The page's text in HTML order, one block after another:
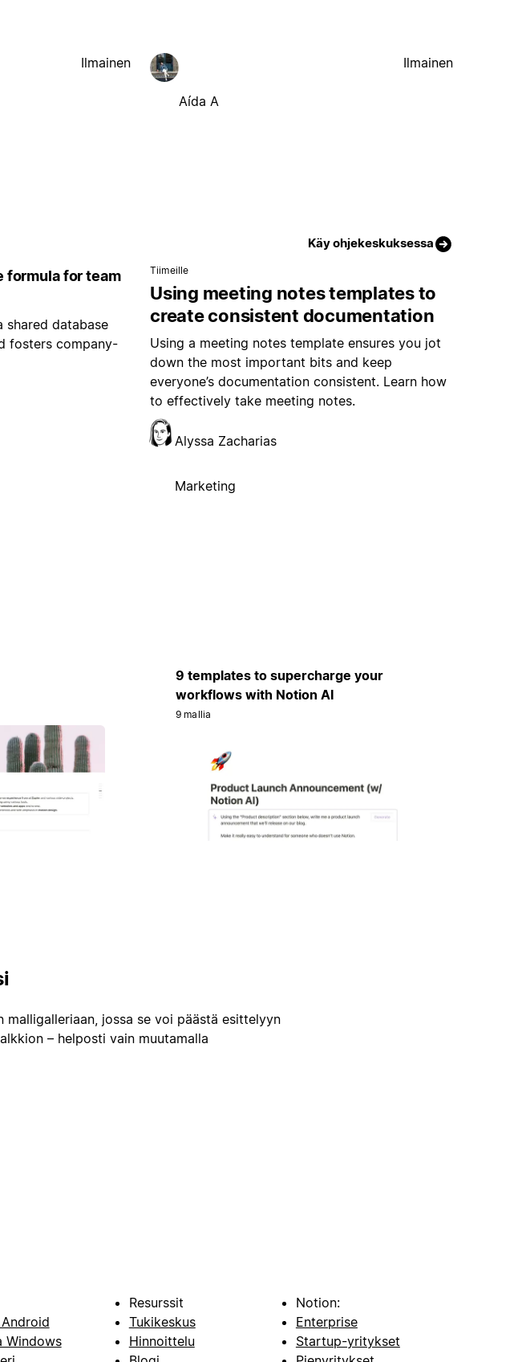
Ilmainen
Aída A
Ilmainen
Käy ohjekeskuksessa
formula for team
shared database
fosters company-
Tiimeille
Using meeting notes templates to
create consistent documentation
Using a meeting notes template ensures you jot
down the most important bits and keep
everyone’s documentation consistent. Learn how
to effectively take meeting notes.
Alyssa Zacharias
Marketing
9 templates to supercharge your
workflows with Notion AI
9 mallia
malligalleriaan, jossa se voi päästä esittelyyn
– helposti vain muutamalla
Windows
Resurssit
Tukikeskus
Hinnoittelu
Notion:
Enterprise
Startup-yritykset